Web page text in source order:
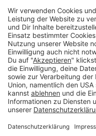
Käuferschutz inklusive
Mitglied im: